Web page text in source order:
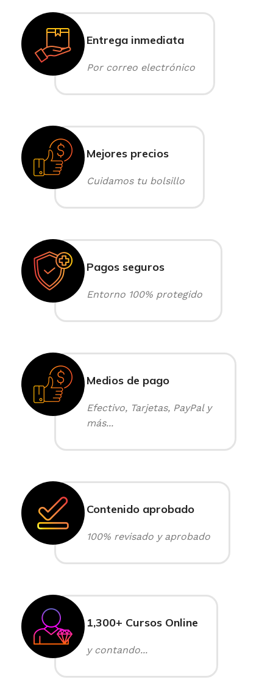
Entrega inmediata
Por correo electrónico
Mejores precios
Cuidamos tu bolsillo
Pagos seguros
Entorno 100% protegido
Medios de pago
Efectivo, Tarjetas, PayPal y
más...
Contenido aprobado
100% revisado y aprobado
1,300+ Cursos Online
y contando...